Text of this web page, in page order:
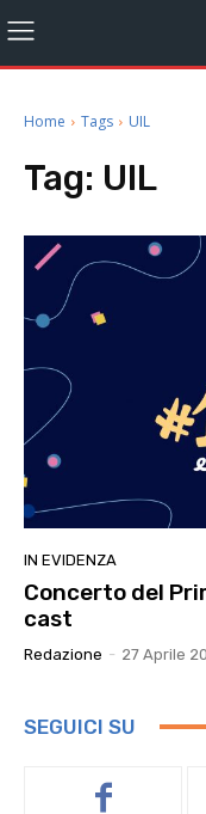
Home Tags UIL
Tag: UIL
IN EVIDENZA
Concerto del
cast
Redazione - 27 Aprile
SEGUICI SU